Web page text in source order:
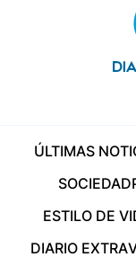
ÚLTIMAS
SOCIEDAD
ESTILO DE
DIARIO EXTRA